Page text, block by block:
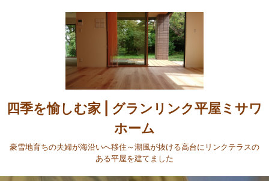
四季を愉しむ家 | グランリンク平屋ミサワ
ホーム
豪雪地育ちの夫婦が海沿いへ移住～潮風が抜ける高台にリンクテラスの
ある平屋を建てました